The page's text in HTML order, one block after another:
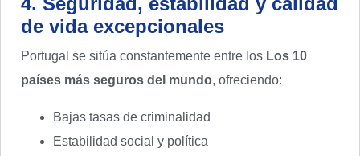
de vida excepcionales
Portugal se sitúa constantemente entre los Los 10
países más seguros del mundo, ofreciendo:
Bajas tasas de criminalidad
Estabilidad social y política